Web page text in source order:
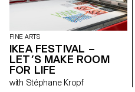
FINE ARTS
IKEA FESTIVAL –
LET’S MAKE ROOM
FOR LIFE
with Stéphane Kropf